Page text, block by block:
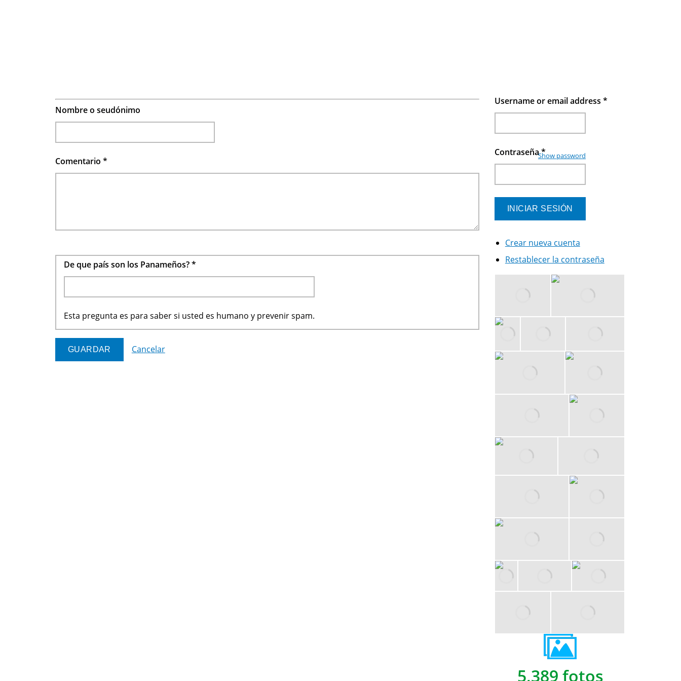
Nombre o seudónimo
Comentario *
De que país son los Panameños?*
Esta pregunta es para saber si usted es humano y prevenir spam.
Cancelar
Username or email address *
Contraseña*
Show password
Crear nueva cuenta
Restablecer la contraseña
5,389 fotos